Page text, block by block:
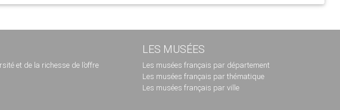
et de la richesse de l’offre
LES MUSÉES
Les musées français par département
Les musées français par thématique
Les musées français par ville